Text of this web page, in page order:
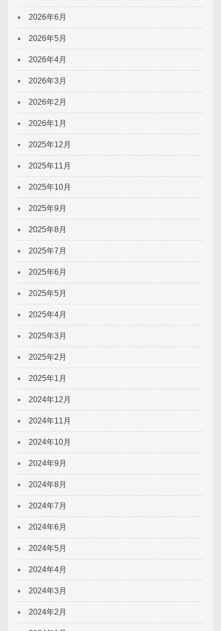
2026年6月
2026年5月
2026年4月
2026年3月
2026年2月
2026年1月
2025年12月
2025年11月
2025年10月
2025年9月
2025年8月
2025年7月
2025年6月
2025年5月
2025年4月
2025年3月
2025年2月
2025年1月
2024年12月
2024年11月
2024年10月
2024年9月
2024年8月
2024年7月
2024年6月
2024年5月
2024年4月
2024年3月
2024年2月